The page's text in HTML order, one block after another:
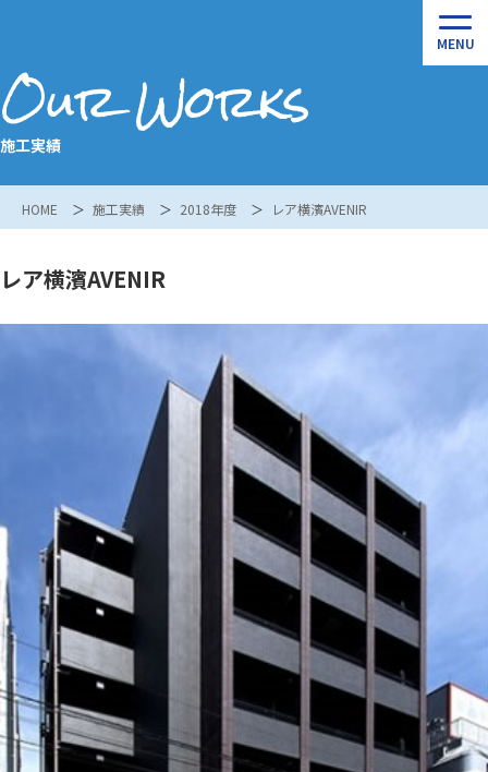
Our Works
施工実績
HOME 施工実績 2018年度 レア横濱AVENIR
レア横濱AVENIR